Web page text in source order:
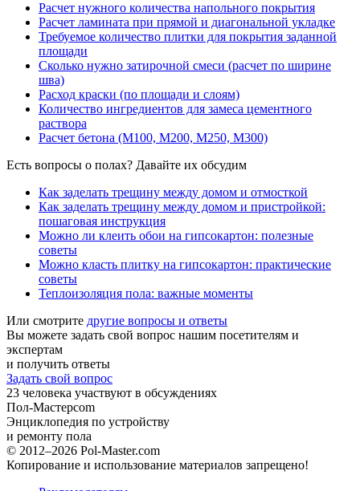
Расчет нужного количества напольного покрытия
Расчет ламината при прямой и диагональной укладке
Требуемое количество плитки для покрытия заданной
площади
Сколько нужно затирочной смеси (расчет по ширине
шва)
Расход краски (по площади и слоям)
Количество ингредиентов для замеса цементного
раствора
Расчет бетона (М100, М200, М250, М300)
Есть вопросы о полах? Давайте их обсудим
Как заделать трещину между домом и отмосткой
Как заделать трещину между домом и пристройкой:
пошаговая инструкция
Можно ли клеить обои на гипсокартон: полезные
советы
Можно класть плитку на гипсокартон: практические
советы
Теплоизоляция пола: важные моменты
Или смотрите другие вопросы и ответы
Вы можете задать свой вопрос нашим посетителям и
экспертам
и получить ответы
Задать свой вопрос
23 человека участвуют в обсуждениях
Пол-Мастерcom
Энциклопедия по устройству
и ремонту пола
© 2012–2026 Pol-Master.com
Копирование и использование материалов запрещено!